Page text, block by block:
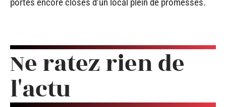
Ne ratez rien de
l'actu